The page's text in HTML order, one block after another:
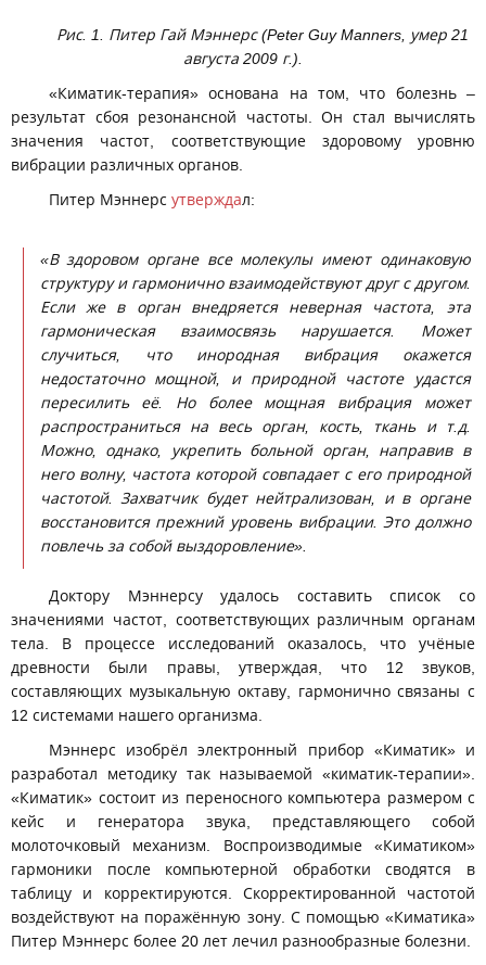
Рис. 1. Питер Гай Мэннерс (Peter Guy Manners, умер 21
августа 2009 г.).
«Киматик-терапия» основана на том, что болезнь –
результат сбоя резонансной частоты. Он стал вычислять
значения частот, соответствующие здоровому уровню
вибрации различных органов.
Питер Мэннерс утверждал:
«В здоровом органе все молекулы имеют одинаковую
структуру и гармонично взаимодействуют друг с другом.
Если же в орган внедряется неверная частота, эта
гармоническая взаимосвязь нарушается. Может
случиться, что инородная вибрация окажется
недостаточно мощной, и природной частоте удастся
пересилить её. Но более мощная вибрация может
распространиться на весь орган, кость, ткань и т.д.
Можно, однако, укрепить больной орган, направив в
него волну, частота которой совпадает с его природной
частотой. Захватчик будет нейтрализован, и в органе
восстановится прежний уровень вибрации. Это должно
повлечь за собой выздоровление».
Доктору Мэннерсу удалось составить список со
значениями частот, соответствующих различным органам
тела. В процессе исследований оказалось, что учёные
древности были правы, утверждая, что 12 звуков,
составляющих музыкальную октаву, гармонично связаны с
12 системами нашего организма.
Мэннерс изобрёл электронный прибор «Киматик» и
разработал методику так называемой «киматик-терапии».
«Киматик» состоит из переносного компьютера размером с
кейс и генератора звука, представляющего собой
молоточковый механизм. Воспроизводимые «Киматиком»
гармоники после компьютерной обработки сводятся в
таблицу и корректируются. Скорректированной частотой
воздействуют на поражённую зону. С помощью «Киматика»
Питер Мэннерс более 20 лет лечил разнообразные болезни.